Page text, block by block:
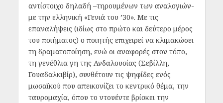
αντίστοιχο δηλαδή –τηρουμένων των αναλογιών-
με την ελληνική «Γενιά του ’30». Με τις
επαναλήψεις (ιδίως στο πρώτο και δεύτερο μέρος
του ποιήματος) ο ποιητής επιχειρεί να κλιμακώσει
τη δραματοποίηση, ενώ οι αναφορές στον τόπο,
τη γενέθλια γη της Ανδαλουσίας (Σεβίλλη,
Γουαδαλκιβίρ), συνθέτουν τις ψηφίδες ενός
μωσαϊκού που απεικονίζει το κεντρικό θέμα, την
ταυρομαχία, όπου το ντουέντε βρίσκει την